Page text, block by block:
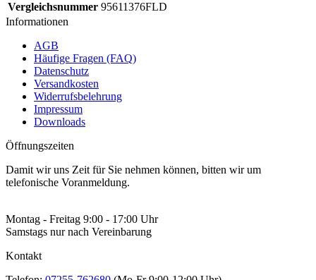
Vergleichsnummer 95611376FLD
Informationen
AGB
Häufige Fragen (FAQ)
Datenschutz
Versandkosten
Widerrufsbelehrung
Impressum
Downloads
Öffnungszeiten
Damit wir uns Zeit für Sie nehmen können, bitten wir um
telefonische Voranmeldung.
Montag - Freitag 9:00 - 17:00 Uhr
Samstags nur nach Vereinbarung
Kontakt